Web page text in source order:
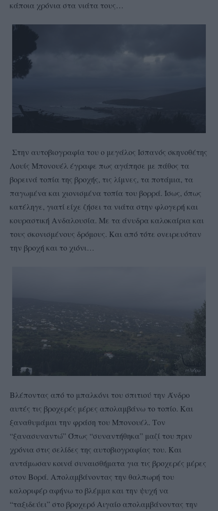
κάποια χρόνια στα νιάτα τους…
Στην αυτοβιογραφία του ο μεγάλος Ισπανός σκηνοθέτης
Λουίς Μπονουέλ έγραφε πως αγάπησε με πάθος τα
βορεινά τοπία της βροχής, τις λίμνες, τα ποτάμια, τα
παγωμένα και χιονισμένα τοπία του βορρά. Ίσως, όπως
κατέληγε, γιατί είχε ζήσει τα νιάτα στην φλογερή και
κουραστική Ανδαλουσία. Με τα άνυδρα καλοκαίρια και
τους σκονισμένους δρόμους. Και από τότε ονειρευόταν
την βροχή και το χιόνι…
Βλέποντας από το μπαλκόνι του σπιτιού την Άνδρο
αυτές τις βροχερές μέρες απολαμβάνω το τοπίο. Και
ξαναθυμάμαι την φράση του Μπονουέλ. Τον
“ξανασυναντώ” Όπως “συναντήθηκα” μαζί του πριν
χρόνια στις σελίδες της αυτοβιογραφίας του. Και
αντάμωσαν κοινά συναισθήματα για τις βροχερές μέρες
στον Βορά. Απολαμβάνοντας την θαλπωρή του
καλοριφέρ αφήνω το βλέμμα και την ψυχή να
“ταξιδεύει” στο βροχερό Αιγαίο απολαμβάνοντας την